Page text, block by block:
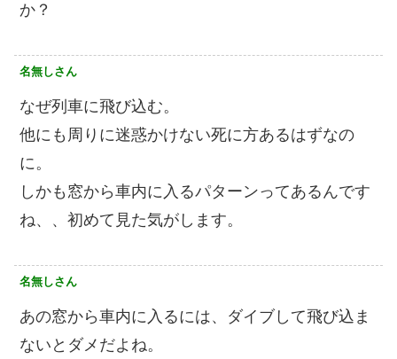
か？
名無しさん
なぜ列車に飛び込む。
他にも周りに迷惑かけない死に方あるはずなの
に。
しかも窓から車内に入るパターンってあるんです
ね、、初めて見た気がします。
名無しさん
あの窓から車内に入るには、ダイブして飛び込ま
ないとダメだよね。